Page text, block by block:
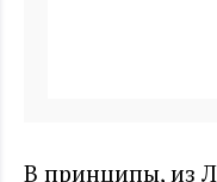
В принципы, из